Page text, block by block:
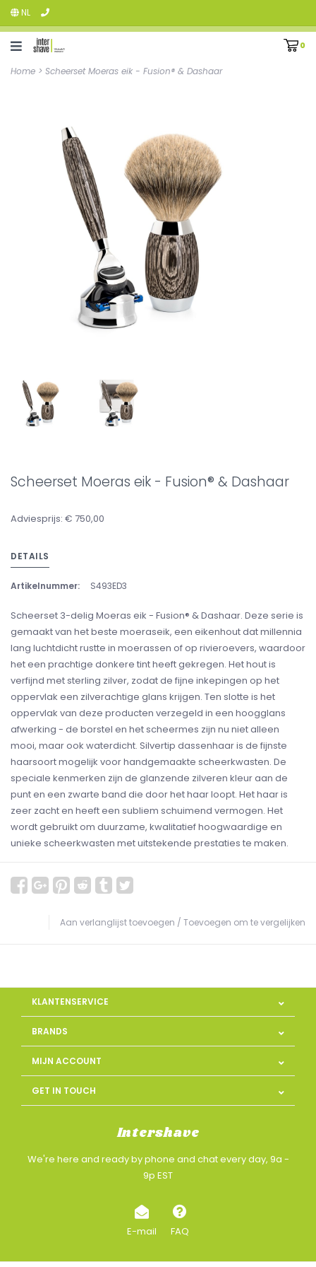
NL
0
Home > Scheerset Moeras eik - Fusion® & Dashaar
Scheerset Moeras eik - Fusion® & Dashaar
Adviesprijs: € 750,00
DETAILS
Artikelnummer: S493ED3
Scheerset 3-delig Moeras eik - Fusion® & Dashaar. Deze serie is
gemaakt van het beste moeraseik, een eikenhout dat millennia
lang luchtdicht rustte in moerassen of op rivieroevers, waardoor
het een prachtige donkere tint heeft gekregen. Het hout is
verfijnd met sterling zilver, zodat de fijne inkepingen op het
oppervlak een zilverachtige glans krijgen. Ten slotte is het
oppervlak van deze producten verzegeld in een hoogglans
afwerking - de borstel en het scheermes zijn nu niet alleen
mooi, maar ook waterdicht. Silvertip dassenhaar is de fijnste
haarsoort mogelijk voor handgemaakte scheerkwasten. De
speciale kenmerken zijn de glanzende zilveren kleur aan de
punt en een zwarte band die door het haar loopt. Het haar is
zeer zacht en heeft een subliem schuimend vermogen. Het
wordt gebruikt om duurzame, kwalitatief hoogwaardige en
unieke scheerkwasten met uitstekende prestaties te maken.
Aan verlanglijst toevoegen / Toevoegen om te vergelijken
KLANTENSERVICE
BRANDS
MIJN ACCOUNT
GET IN TOUCH
Intershave
We're here and ready by phone and chat every day, 9a -
9p EST
E-mail FAQ